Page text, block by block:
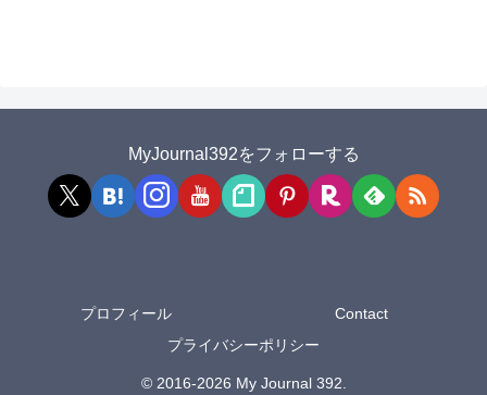
MyJournal392をフォローする
プロフィール
Contact
プライバシーポリシー
© 2016-2026 My Journal 392.